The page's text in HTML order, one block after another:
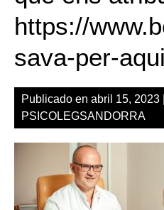
https://
sava-per-
Publicado en abril 15, 2023
PSICOLEGSANDORRA